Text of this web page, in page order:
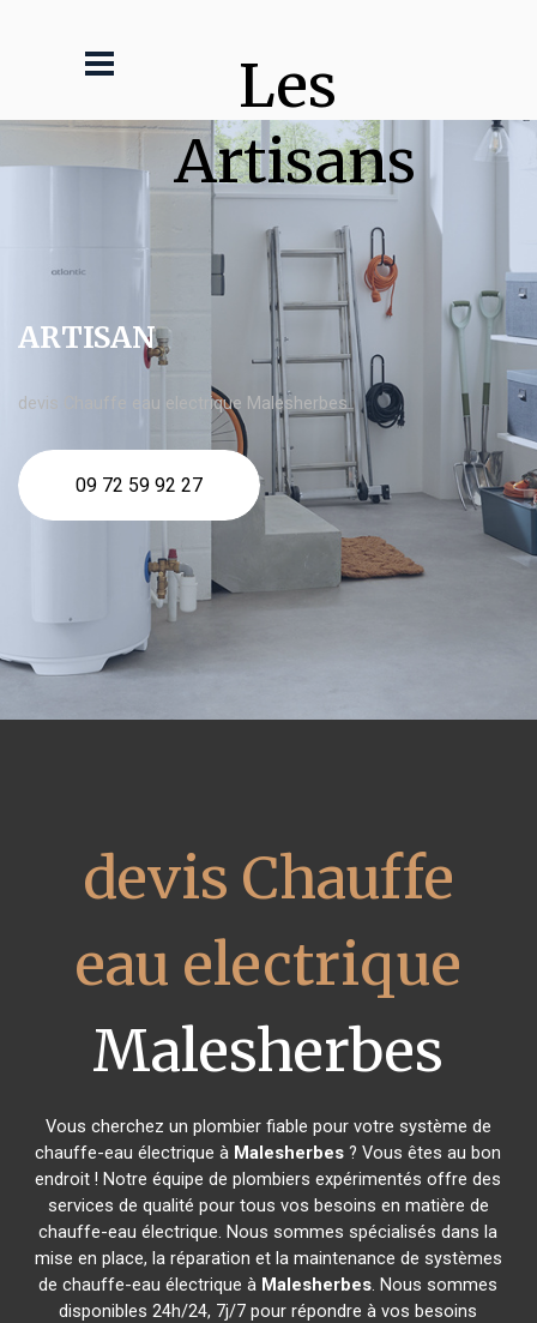
Les
Artisans
ARTISAN
devis Chauffe eau electrique Malesherbes
09 72 59 92 27
devis Chauffe
eau electrique
Malesherbes
Vous cherchez un plombier fiable pour votre système de
chauffe-eau électrique à Malesherbes ? Vous êtes au bon
endroit ! Notre équipe de plombiers expérimentés offre des
services de qualité pour tous vos besoins en matière de
chauffe-eau électrique. Nous sommes spécialisés dans la
mise en place, la réparation et la maintenance de systèmes
de chauffe-eau électrique à Malesherbes. Nous sommes
disponibles 24h/24, 7j/7 pour répondre à vos besoins